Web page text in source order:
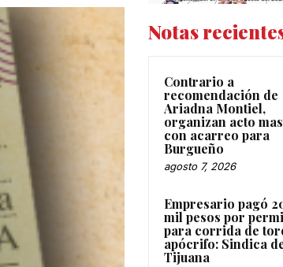
Notas
Contrario a
recomendación de
Ariadna Montiel,
organizan acto
con acarreo para
Burgueño
agosto 7, 2026
Empresario pagó
mil pesos por
para corrida de
apócrifo: Sindica
Tijuana